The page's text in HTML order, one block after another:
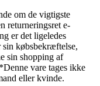
om de vigtigste
returneringsret e-
er det ligeledes
sin købsbekræftelse,
sin shopping af
vare tages ikke
eller kvinde.